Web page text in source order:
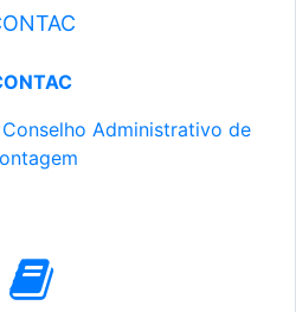
Administrativo de